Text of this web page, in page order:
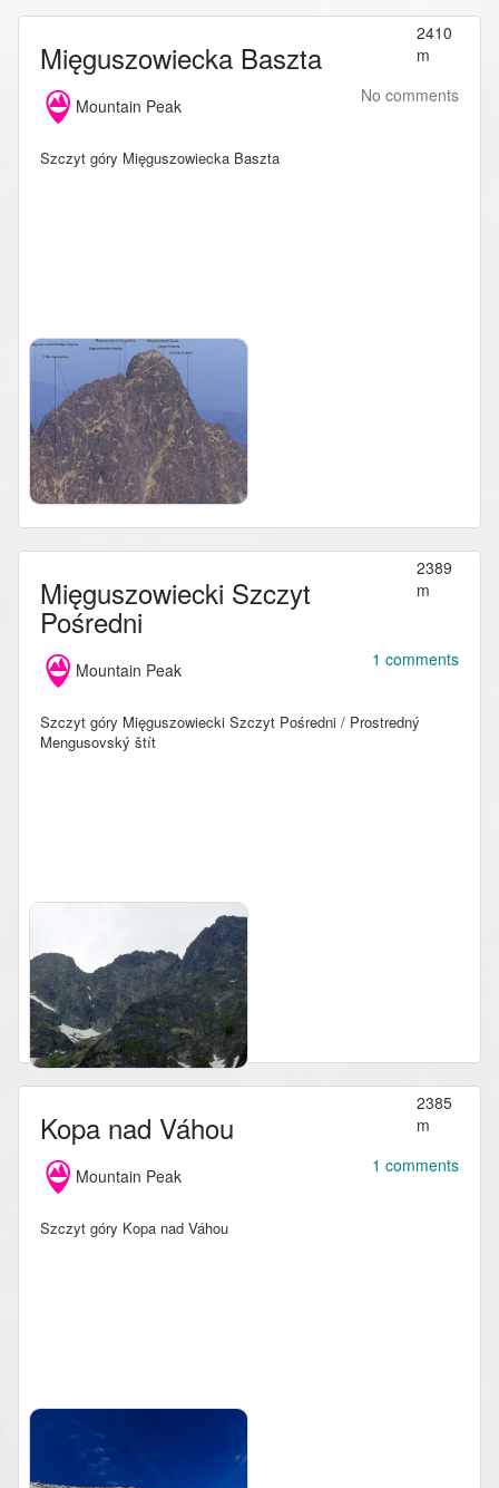
Mięguszowiecka Baszta
2410
m
Mountain Peak
No comments
Szczyt góry Mięguszowiecka Baszta
Mięguszowiecki Szczyt
Pośredni
2389
m
Mountain Peak
1 comments
Szczyt góry Mięguszowiecki Szczyt Pośredni / Prostredný
Mengusovský štít
Kopa nad Váhou
2385
m
Mountain Peak
1 comments
Szczyt góry Kopa nad Váhou